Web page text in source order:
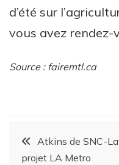
d’été sur
vous avez rendez-
Source : fairemtl.ca
Atkins de SNC-
projet LA Metro